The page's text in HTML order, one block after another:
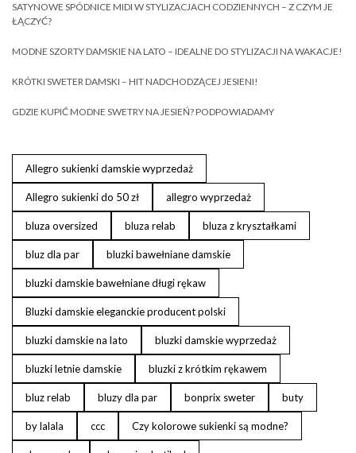
SATYNOWE SPÓDNICE MIDI W STYLIZACJACH CODZIENNYCH – Z CZYM JE
ŁĄCZYĆ?
MODNE SZORTY DAMSKIE NA LATO – IDEALNE DO STYLIZACJI NA WAKACJE!
KRÓTKI SWETER DAMSKI – HIT NADCHODZĄCEJ JESIENI!
GDZIE KUPIĆ MODNE SWETRY NA JESIEŃ? PODPOWIADAMY
Allegro sukienki damskie wyprzedaż
Allegro sukienki do 50 zł allegro wyprzedaż
bluza oversized bluza relab bluza z kryształkami
bluz dla par bluzki bawełniane damskie
bluzki damskie bawełniane długi rękaw
Bluzki damskie eleganckie producent polski
bluzki damskie na lato bluzki damskie wyprzedaż
bluzki letnie damskie bluzki z krótkim rękawem
bluz relab bluzy dla par bonprix sweter buty
by lalala ccc Czy kolorowe sukienki są modne?